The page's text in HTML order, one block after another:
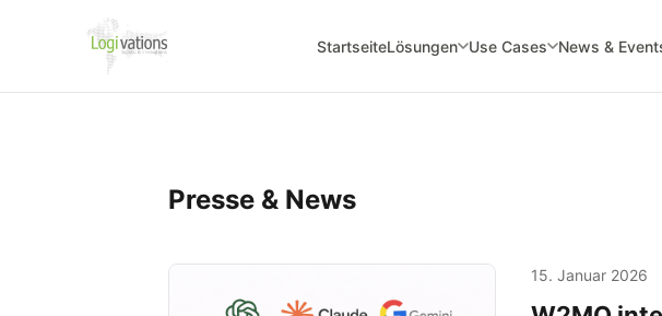
StartseiteLösungen Use Cases News &
Presse & News
15. Januar 2026